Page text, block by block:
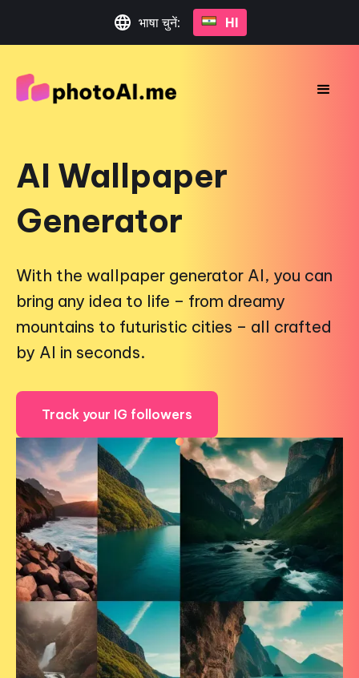
भाषा चुनें: HI
AI Wallpaper
Generator
With the wallpaper generator AI, you can
bring any idea to life – from dreamy
mountains to futuristic cities – all crafted
by AI in seconds.
Track your IG followers